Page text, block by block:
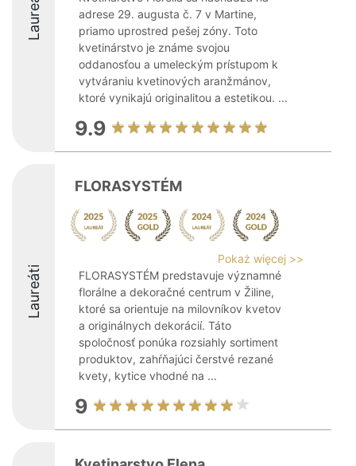
Laureáti
adrese 29. augusta č. 7 v Martine,
priamo uprostred pešej zóny. Toto
kvetinárstvo je známe svojou
oddanosťou a umeleckým prístupom k
vytváraniu kvetinových aranžmánov,
ktoré vynikajú originalitou a estetikou. ...
9.9
Laureáti
FLORASYSTÉM
Pokaż więcej >>
FLORASYSTÉM predstavuje významné
florálne a dekoračné centrum v Žiline,
ktoré sa orientuje na milovníkov kvetov
a originálnych dekorácií. Táto
spoločnosť ponúka rozsiahly sortiment
produktov, zahŕňajúci čerstvé rezané
kvety, kytice vhodné na ...
9